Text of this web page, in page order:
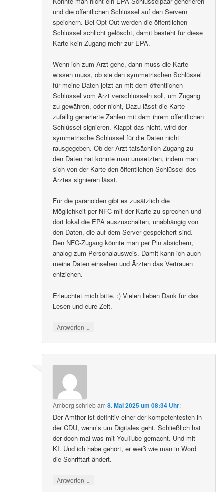
und die öffentlichen Schlüssel auf den Servern
speichern. Bei Opt-Out werden die öffentlichen
Schlüssel schlicht gelöscht, damit besteht für diese
Karte kein Zugang mehr zur EPA.
Wenn ich zum Arzt gehe, dann muss die Karte
wissen muss, ob sie den symmetrischen Schlüssel
für meine Daten jetzt an mit dem öffentlichen
Schlüssel vom Arzt verschlüsseln soll, um Zugang
zu gewähren, oder nicht, Dazu lässt die Karte
zufällig generierte Zahlen mit dem ihrem öffentlichen
Schlüssel signieren. Klappt das nicht, wird der
symmetrische Schlüssel für die Daten nicht
rausgegeben. Ob der Arzt tatsächlich Zugang zu
den Daten hat könnte man umsetzten, indem man
sich von der Karte den öffentlichen Schlüssel des
Arztes signieren lässt.
Für die paranoiden gibt es zusätzlich die
Möglichkeit per NFC mit der Karte zu sprechen und
dort lokal die EPA auszuschalten, unabhängig von
den Daten, die auf dem Server gespeichert sind.
Den NFC-Zugang könnte man per Pin absichern,
analog zum Personalausweis. Damit kann ich auch
meine Daten einsehen und Ärzten das Vertrauen
entziehen.
Erleuchtet mich bitte. :) Vielen lieben Dank für das
Lesen und eure Zeit.
Antworten ↓
Amberg schriebam8. Mai 2025 um 08:34 Uhr:
Der Amthor ist definitiv einer der kompetentesten in
der CDU, wenn’s um Digitales geht. Schließlich hat
der doch mal was mit YouTube gemacht. Und mit
KI. Und ich habe gehört, er weiß wie man in Word
die Schriftart ändert.
Antworten ↓